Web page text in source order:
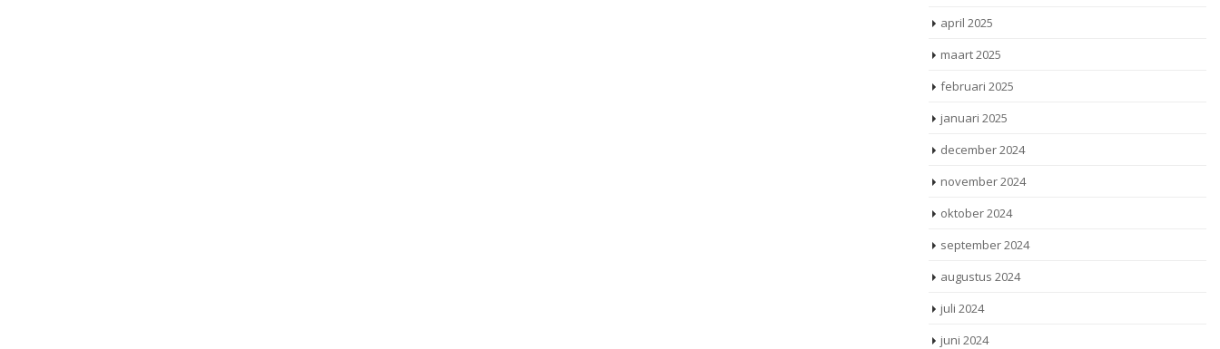
april 2025
maart 2025
februari 2025
januari 2025
december 2024
november 2024
oktober 2024
september 2024
augustus 2024
juli 2024
juni 2024